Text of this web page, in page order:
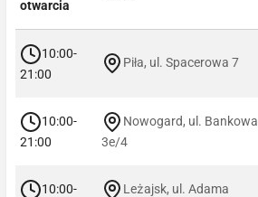
otwarcia
10:00-
21:00
Piła, ul. Spacerowa 7
10:00-
21:00
Nowogard, ul. Bankowa
3e/4
10:00- Leżajsk, ul. Adama